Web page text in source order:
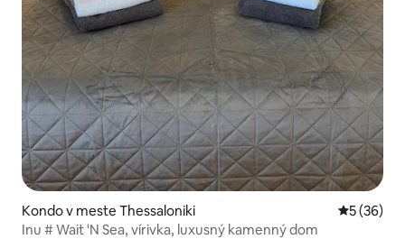
Kondo v meste Thessaloniki
5 (36)
Inu # Wait 'N Sea, vírivka, luxusný kamenný dom